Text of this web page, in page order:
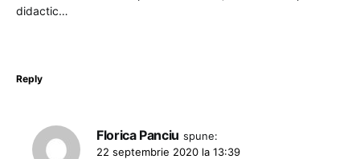
didactic…
Reply
Florica Panciu spune:
22 septembrie 2020 la 13:39